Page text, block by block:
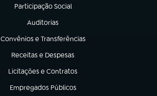
Participação Social
(abre em nova aba)
Auditorias
(abre em nova aba)
Convênios e Transferências
(abre em nova aba)
Receitas e Despesas
(abre em nova aba)
Licitações e Contratos
(abre em nova aba)
Empregados Públicos
(abre em nova aba)